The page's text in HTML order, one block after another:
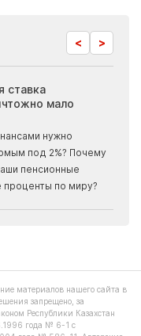
< >
ставка
мало
нужно
под 2%? Почему
пенсионные
по миру?
жильё в
на 31